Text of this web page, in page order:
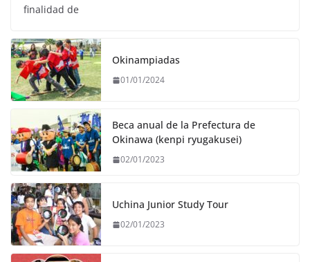
finalidad de
Okinampiadas
01/01/2024
Beca anual de la Prefectura de
Okinawa (kenpi ryugakusei)
02/01/2023
Uchina Junior Study Tour
02/01/2023